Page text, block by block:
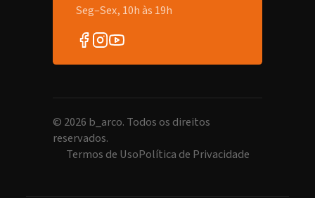
Seg–Sex, 10h às 19h
© 2026 b_arco. Todos os direitos
reservados.
Termos de UsoPolítica de Privacidade